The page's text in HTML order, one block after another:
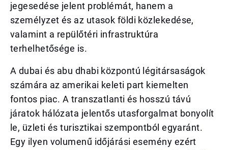
jegesedése jelent problémát, hanem a
személyzet és az utasok földi közlekedése,
valamint a repülőtéri infrastruktúra
terhelhetősége is.
A dubai és abu dhabi központú légitársaságok
számára az amerikai keleti part kiemelten
fontos piac. A transzatlanti és hosszú távú
járatok hálózata jelentős utasforgalmat bonyolít
le, üzleti és turisztikai szempontból egyaránt.
Egy ilyen volumenű időjárási esemény ezért